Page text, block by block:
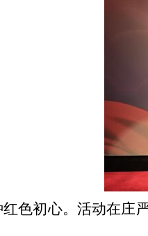
色初心。 活动在庄